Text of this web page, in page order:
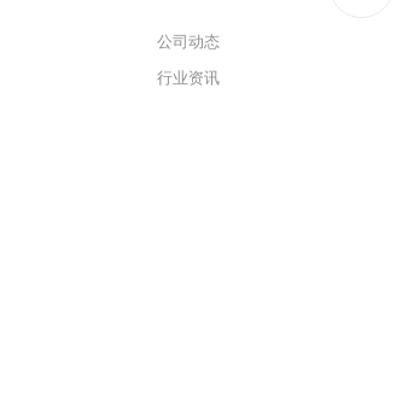
公司动态
行业资讯